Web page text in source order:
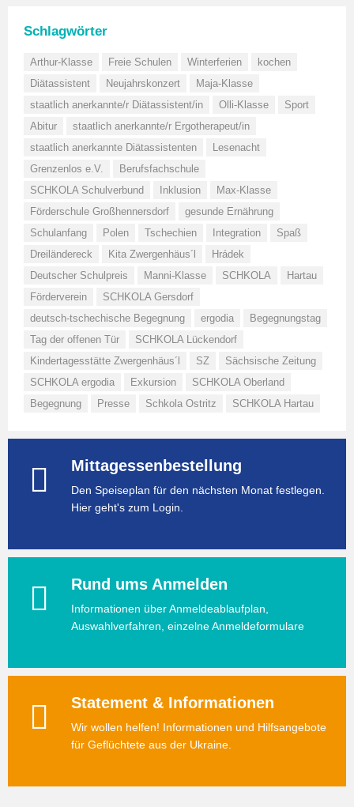
Schlagwörter
Arthur-Klasse Freie Schulen Winterferien
kochen
Diätassistent
Neujahrskonzert
Maja-Klasse
staatlich anerkannte/r Diätassistent/in
Olli-Klasse
Sport
Abitur
staatlich anerkannte/r Ergotherapeut/in
staatlich anerkannte Diätassistenten
Lesenacht
Grenzenlos e.V.
Berufsfachschule
SCHKOLA Schulverbund
Inklusion
Max-Klasse
Förderschule Großhennersdorf
gesunde Ernährung
Schulanfang
Polen Tschechien Integration
Spaß
Dreiländereck
Kita Zwergenhäus´l
Hrádek
Deutscher Schulpreis
Manni-Klasse SCHKOLA
Hartau
Förderverein
SCHKOLA Gersdorf
deutsch-tschechische Begegnung
ergodia
Begegnungstag
Tag der offenen Tür
SCHKOLA Lückendorf
Kindertagesstätte Zwergenhäus´l
SZ
Sächsische Zeitung
SCHKOLA ergodia
Exkursion
SCHKOLA Oberland
Begegnung
Presse Schkola Ostritz SCHKOLA Hartau
Mittagessenbestellung
Den Speiseplan für den nächsten Monat festlegen.
Hier geht's zum Login.
Rund ums Anmelden
Informationen über Anmeldeablaufplan,
Auswahlverfahren, einzelne Anmeldeformulare
Statement & Informationen
Wir wollen helfen! Informationen und Hilfsangebote
für Geflüchtete aus der Ukraine.